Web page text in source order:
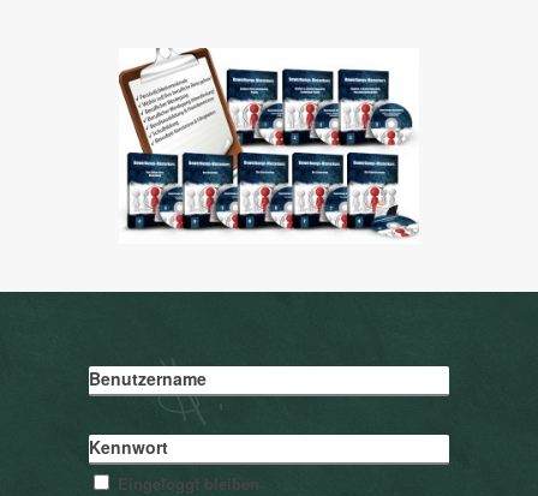
Benutzername
Kennwort
Eingeloggt bleiben